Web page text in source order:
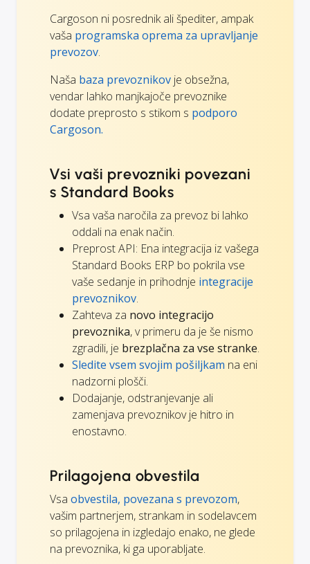
Cargoson ni posrednik ali špediter, ampak
vaša programska oprema za upravljanje
prevozov.
Naša baza prevoznikov je obsežna,
vendar lahko manjkajoče prevoznike
dodate preprosto s stikom s podporo
Cargoson.
Vsi vaši prevozniki povezani
s Standard Books
Vsa vaša naročila za prevoz bi lahko
oddali na enak način.
Preprost API: Ena integracija iz vašega
Standard Books ERP bo pokrila vse
vaše sedanje in prihodnje integracije
prevoznikov.
Zahteva za novo integracijo
prevoznika, v primeru da je še nismo
zgradili, je brezplačna za vse stranke.
Sledite vsem svojim pošiljkam na eni
nadzorni plošči.
Dodajanje, odstranjevanje ali
zamenjava prevoznikov je hitro in
enostavno.
Prilagojena obvestila
Vsa obvestila, povezana s prevozom,
vašim partnerjem, strankam in sodelavcem
so prilagojena in izgledajo enako, ne glede
na prevoznika, ki ga uporabljate.